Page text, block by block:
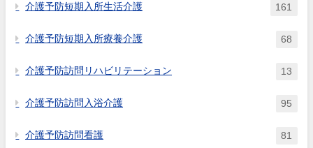
介護報酬については、 上記
単位数に９３／１００を乗じた
本報酬は所定単位数（通常の通
２－１はBarthel Index が用いら
師と情報提供を受ける医師との
FIM（Functional
介護予防短期入所生活介護 161
介護予防短期入所療養介護 68
介護予防訪問リハビリテーション 13
介護予防訪問入浴介護 95
介護予防訪問看護 81